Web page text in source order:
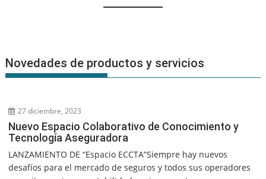
Novedades de productos y servicios
27 diciembre, 2023
Nuevo Espacio Colaborativo de Conocimiento y
Tecnología Aseguradora
LANZAMIENTO DE “Espacio ECCTA”Siempre hay nuevos
desafíos para el mercado de seguros y todos sus operadores